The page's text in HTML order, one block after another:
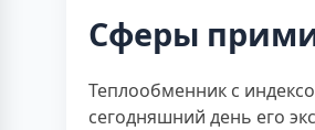
Сферы
Теплообменник с
сегодняшний день его